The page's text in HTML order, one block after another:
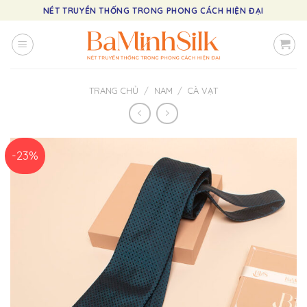
to
content
NÉT TRUYỀN THỐNG TRONG PHONG CÁCH HIỆN ĐẠI
TRANG CHỦ / NAM / CÀ VẠT
-23%